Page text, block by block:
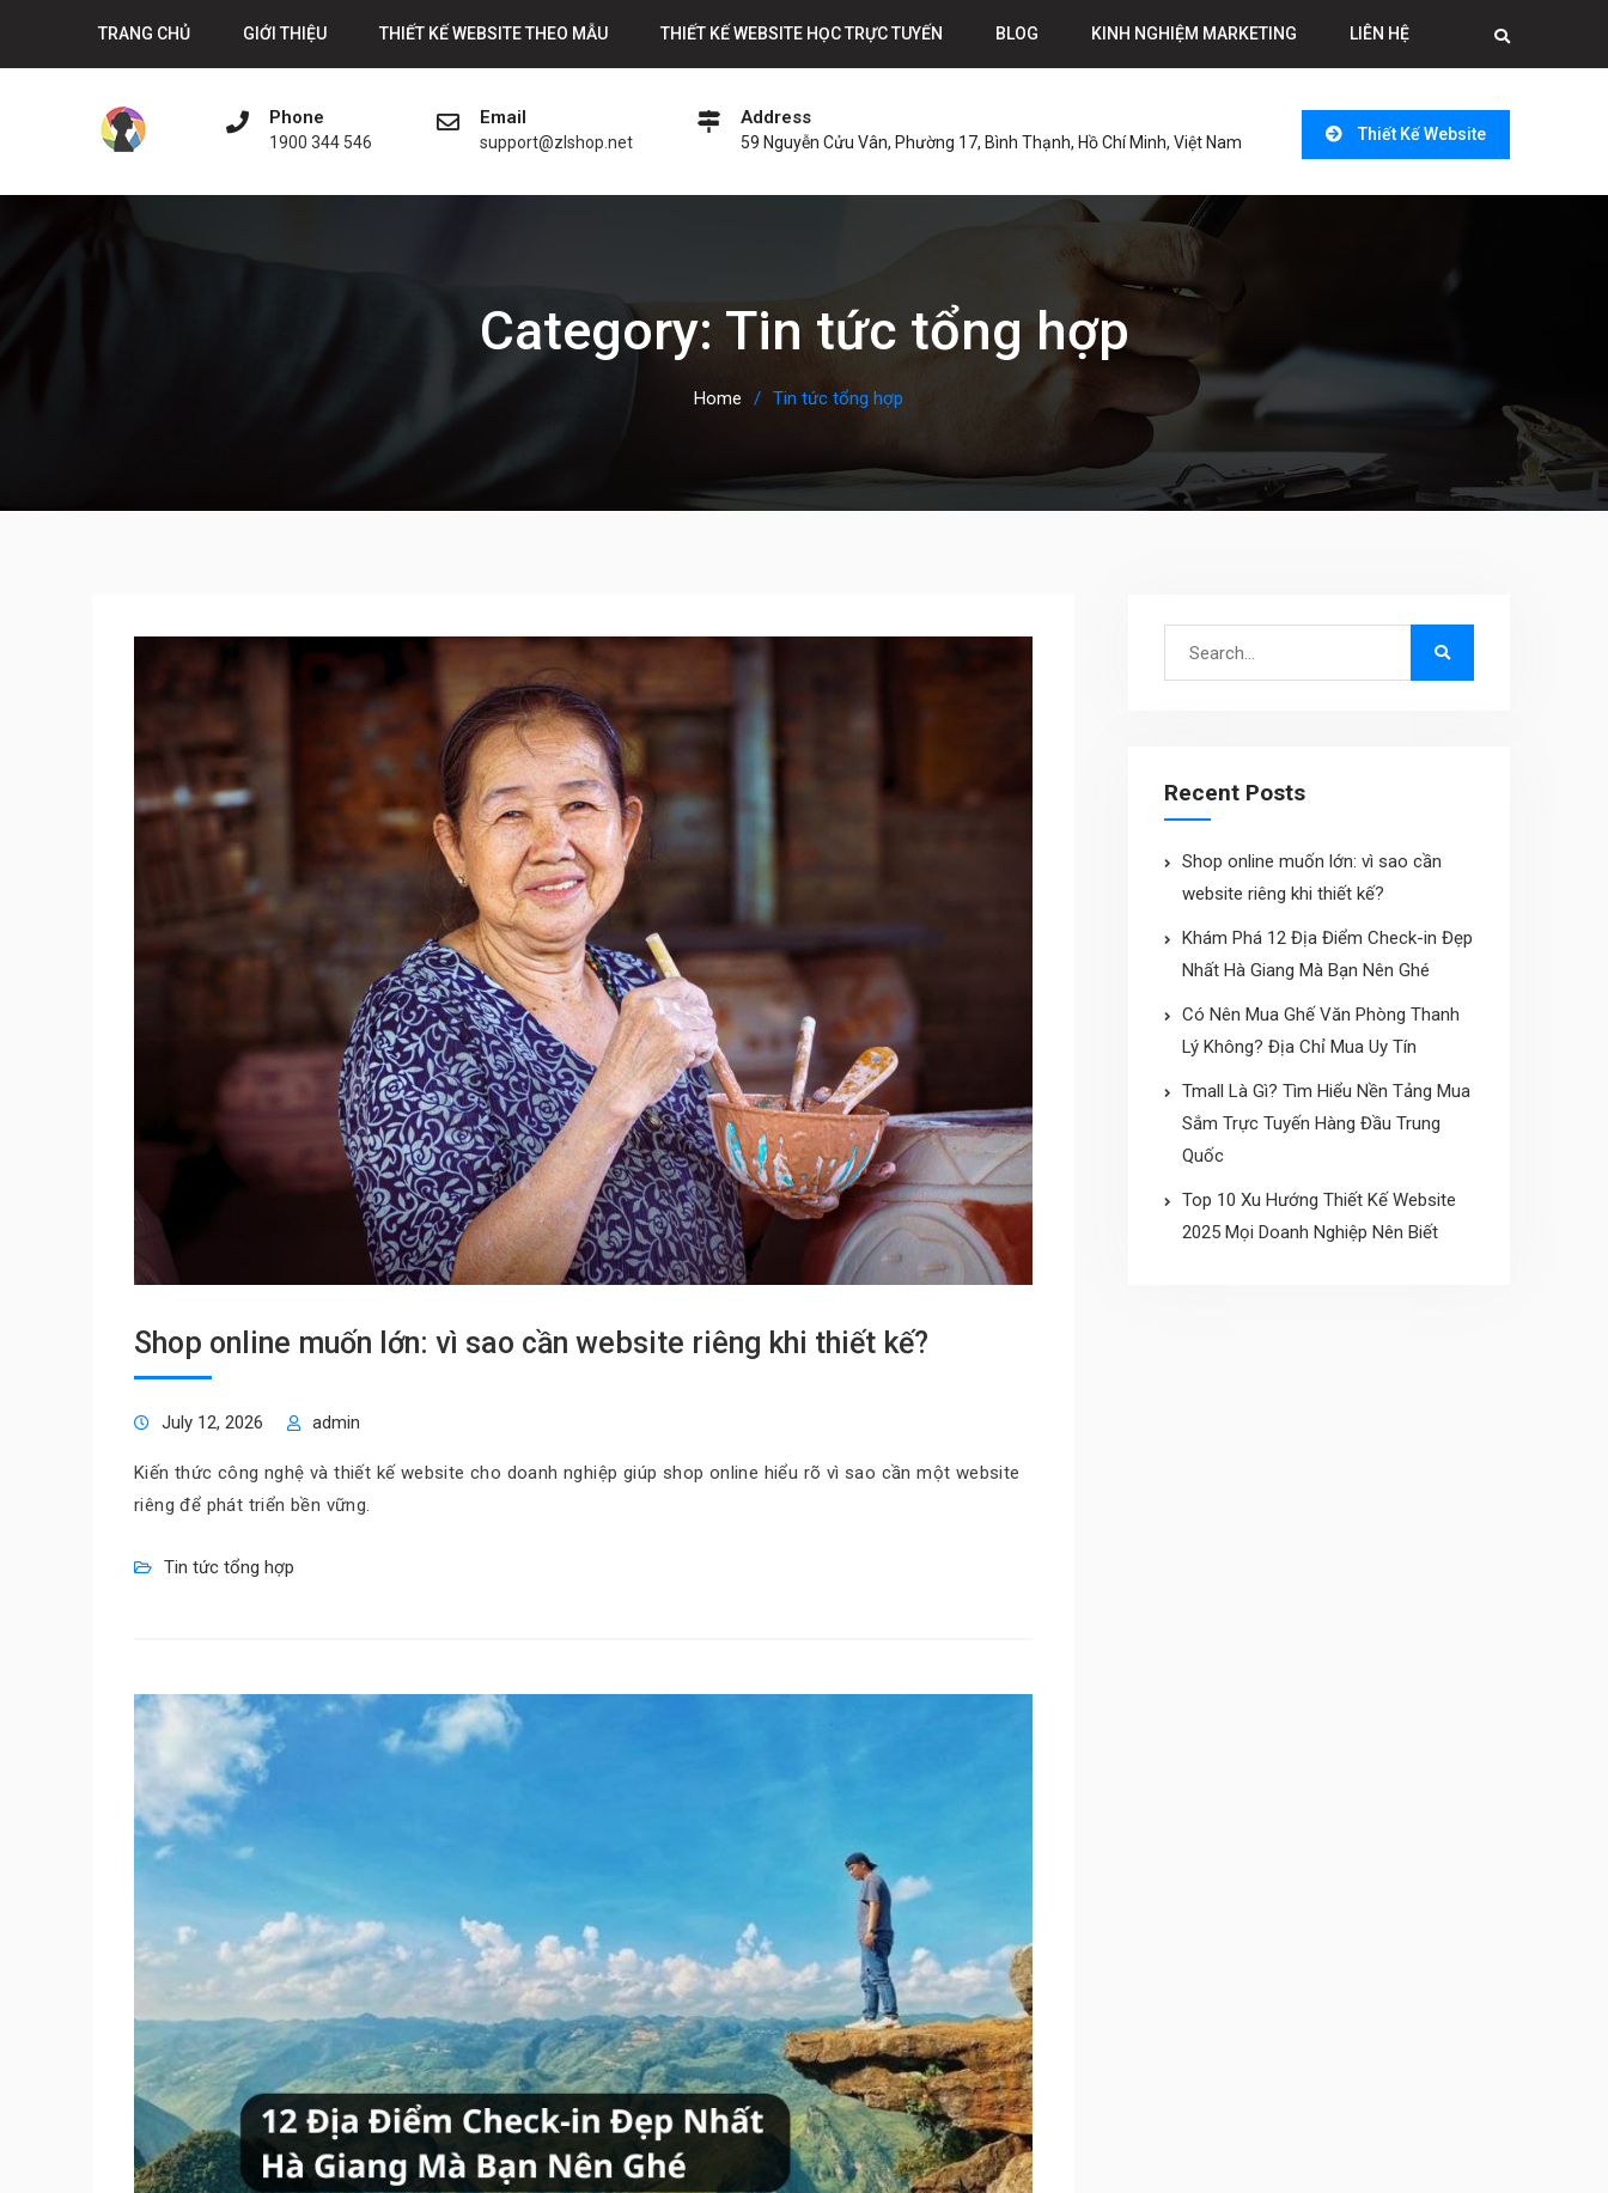
TRANG CHỦ GIỚI THIỆU THIẾT KẾ WEBSITE THEO MẪU THIẾT KẾ WEBSITE HỌC TRỰC TUYẾN BLOG KINH NGHIỆM MARKETING LIÊN HỆ
Thiết Kế Website
Phone
1900 344 546
Email
support@zlshop.net
Address
59 Nguyễn Cửu Vân, Phường 17, Bình Thạnh, Hồ Chí Minh, Việt Nam
Category: Tin tức tổng hợp
Home Tin tức tổng hợp
Shop online muốn lớn: vì sao cần website riêng khi thiết kế?
July 12, 2026 admin
Kiến thức công nghệ và thiết kế website cho doanh nghiệp giúp shop online hiểu rõ vì sao cần một website
riêng để phát triển bền vững.
Tin tức tổng hợp
Recent Posts
Shop online muốn lớn: vì sao cần
website riêng khi thiết kế?
Khám Phá 12 Địa Điểm Check-in Đẹp
Nhất Hà Giang Mà Bạn Nên Ghé
Có Nên Mua Ghế Văn Phòng Thanh
Lý Không? Địa Chỉ Mua Uy Tín
Tmall Là Gì? Tìm Hiểu Nền Tảng Mua
Sắm Trực Tuyến Hàng Đầu Trung
Quốc
Top 10 Xu Hướng Thiết Kế Website
2025 Mọi Doanh Nghiệp Nên Biết